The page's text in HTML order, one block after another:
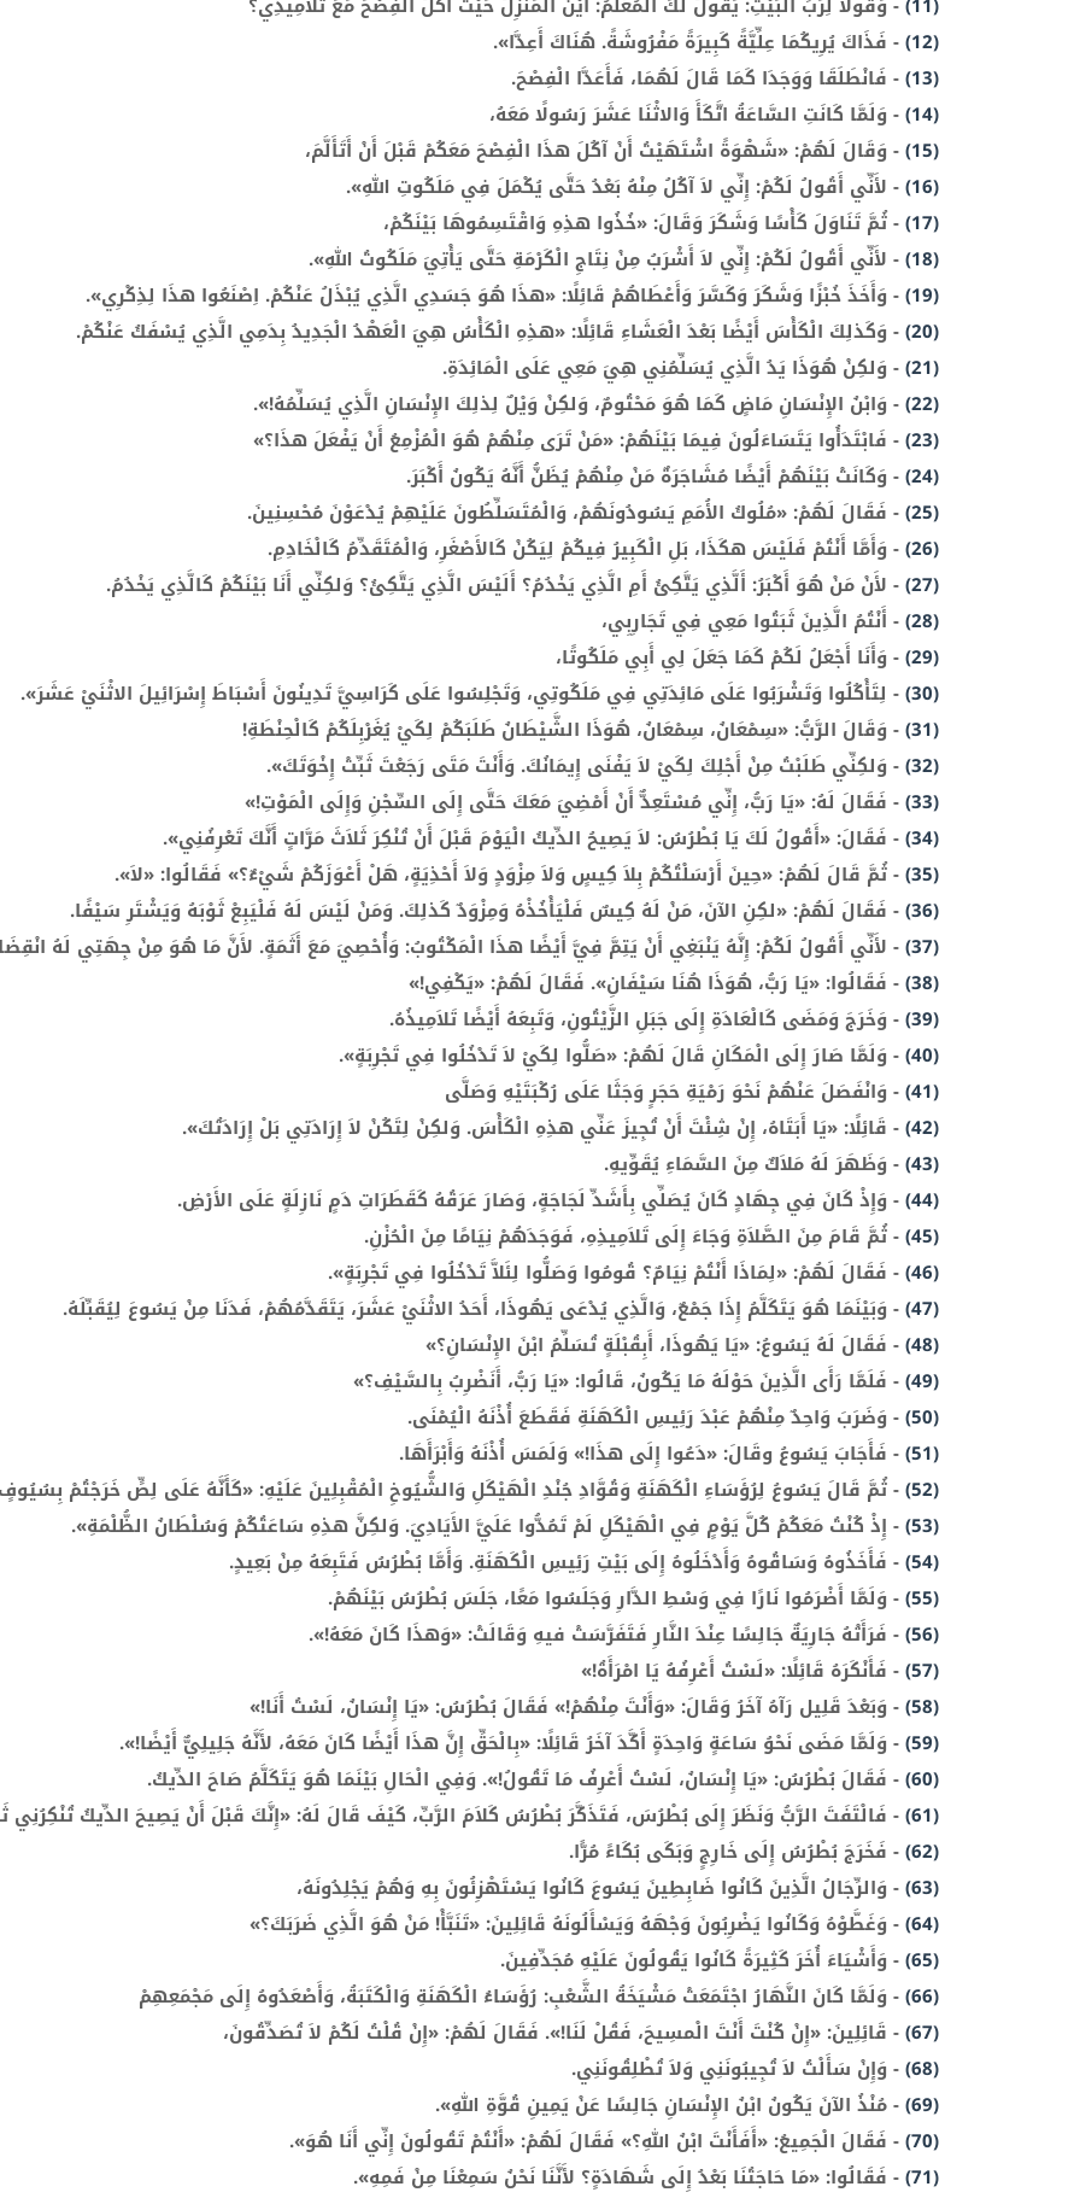
(12)
- فَذَاكَ يُرِيكُمَا عِلِّيَّةً كَبِيرَةً مَفْرُوشَةً. هُنَاكَ أَعِدَّا».
(13)
- فَانْطَلَقَا وَوَجَدَا كَمَا قَالَ لَهُمَا، فَأَعَدَّا الْفِصْحَ.
(14)
- وَلَمَّا كَانَتِ السَّاعَةُ اتَّكَأَ وَالاثْنَا عَشَرَ رَسُولًا مَعَهُ،
(15)
- وَقَالَ لَهُمْ: «شَهْوَةً اشْتَهَيْتُ أَنْ آكُلَ هذَا الْفِصْحَ مَعَكُمْ قَبْلَ أَنْ أَتَأَلَّمَ،
(16)
- لأَنِّي أَقُولُ لَكُمْ: إِنِّي لاَ آكُلُ مِنْهُ بَعْدُ حَتَّى يُكْمَلَ فِي مَلَكُوتِ اللهِ».
(17)
-ثُمَّ تَنَاوَلَ كَأْسًا وَشَكَرَ وَقَالَ: «خُذُوا هذِهِ وَاقْتَسِمُوهَا بَيْنَكُمْ،
(18)
- لأَنِّي أَقُولُ لَكُمْ: إِنِّي لاَ أَشْرَبُ مِنْ نِتَاجِ الْكَرْمَةِ حَتَّى يَأْتِيَ مَلَكُوتُ اللهِ».
(19)
- وَأَخَذَ خُبْزًا وَشَكَرَ وَكَسَّرَ وَأَعْطَاهُمْ قَائِلًا: «هذَا هُوَ جَسَدِي الَّذِي يُبْذَلُ عَنْكُمْ. اِصْنَعُوا هذَا لِذِكْرِي».
(20)
- وَكَذلِكَ الْكَأْسَ أَيْضًا بَعْدَ الْعَشَاءِ قَائِلًا: «هذِهِ الْكَأْسُ هِيَ الْعَهْدُ الْجَدِيدُ بِدَمِي الَّذِي يُسْفَكُ عَنْكُمْ.
(21)
- وَلكِنْ هُوَذَا يَدُ الَّذِي يُسَلِّمُنِي هِيَ مَعِي عَلَى الْمَائِدَةِ.
(22)
- وَابْنُ الإِنْسَانِ مَاضٍ كَمَا هُوَ مَحْتُومٌ، وَلكِنْ وَيْلٌ لِذلِكَ الإِنْسَانِ الَّذِي يُسَلِّمُهُ!».
(23)
- فَابْتَدَأُوا يَتَسَاءَلُونَ فِيمَا بَيْنَهُمْ: «مَنْ تَرَى مِنْهُمْ هُوَ الْمُزْمِعُ أَنْ يَفْعَلَ هذَا؟»
(24)
- وَكَانَتْ بَيْنَهُمْ أَيْضًا مُشَاجَرَةٌ مَنْ مِنْهُمْ يُظَنُّ أَنَّهُ يَكُونُ أَكْبَرَ.
(25)
- فَقَالَ لَهُمْ: «مُلُوكُ الأُمَمِ يَسُودُونَهُمْ، وَالْمُتَسَلِّطُونَ عَلَيْهِمْ يُدْعَوْنَ مُحْسِنِينَ.
(26)
- وَأَمَّا أَنْتُمْ فَلَيْسَ هكَذَا، بَلِ الْكَبِيرُ فِيكُمْ لِيَكُنْ كَالأَصْغَرِ، وَالْمُتَقَدِّمُ كَالْخَادِمِ.
(27)
- لأَنْ مَنْ هُوَ أَكْبَرُ: أَلَّذِي يَتَّكِئُ أَمِ الَّذِي يَخْدُمُ؟ أَلَيْسَ الَّذِي يَتَّكِئُ؟ وَلكِنِّي أَنَا بَيْنَكُمْ كَالَّذِي يَخْدُمُ.
(28)
- أَنْتُمُ الَّذِينَ ثَبَتُوا مَعِي فِي تَجَارِبِي،
(29)
- وَأَنَا أَجْعَلُ لَكُمْ كَمَا جَعَلَ لِي أَبِي مَلَكُوتًا،
(30)
- لِتَأْكُلُوا وَتَشْرَبُوا عَلَى مَائِدَتِي فِي مَلَكُوتِي، وَتَجْلِسُوا عَلَى كَرَاسِيَّ تَدِينُونَ أَسْبَاطَ إِسْرَائِيلَ الاثْنَيْ عَشَرَ».
(31)
- وَقَالَ الرَّبُّ: «سِمْعَانُ، سِمْعَانُ، هُوَذَا الشَّيْطَانُ طَلَبَكُمْ لِكَيْ يُغَرْبِلَكُمْ كَالْحِنْطَةِ!
(32)
- وَلكِنِّي طَلَبْتُ مِنْ أَجْلِكَ لِكَيْ لاَ يَفْنَى إِيمَانُكَ. وَأَنْتَ مَتَى رَجَعْتَ ثَبِّتْ إِخْوَتَكَ».
(33)
- فَقَالَ لَهُ: «يَا رَبُّ، إِنِّي مُسْتَعِدٌّ أَنْ أَمْضِيَ مَعَكَ حَتَّى إِلَى السِّجْنِ وَإِلَى الْمَوْتِ!»
(34)
- فَقَالَ: «أَقُولُ لَكَ يَا بُطْرُسُ: لاَ يَصِيحُ الدِّيكُ الْيَوْمَ قَبْلَ أَنْ تُنْكِرَ ثَلاَثَ مَرَّاتٍ أَنَّكَ تَعْرِفُنِي».
(35)
-ثُمَّ قَالَ لَهُمْ: «حِينَ أَرْسَلْتُكُمْ بِلاَ كِيسٍ وَلاَ مِزْوَدٍ وَلاَ أَحْذِيَةٍ، هَلْ أَعْوَزَكُمْ شَيْءٌ؟» فَقَالُوا: «لاَ».
(36)
- فَقَالَ لَهُمْ: «لكِنِ الآنَ، مَنْ لَهُ كِيسٌ فَلْيَأْخُذْهُ وَمِزْوَدٌ كَذلِكَ. وَمَنْ لَيْسَ لَهُ فَلْيَبِعْ ثَوْبَهُ وَيَشْتَرِ سَيْفًا.
(37)
- لأَنِّي أَقُولُ لَكُمْ: إِنَّهُ يَنْبَغِي أَنْ يَتِمَّ فِيَّ أَيْضًا هذَا الْمَكْتُوبُ: وَأُحْصِيَ مَعَ أَثَمَةٍ. لأَنَّ مَا هُوَ مِنْ جِهَتِي لَهُ
(38)
- فَقَالُوا: «يَا رَبُّ، هُوَذَا هُنَا سَيْفَانِ». فَقَالَ لَهُمْ: «يَكْفِي!»
(39)
- وَخَرَجَ وَمَضَى كَالْعَادَةِ إِلَى جَبَلِ الزَّيْتُونِ، وَتَبِعَهُ أَيْضًا تَلاَمِيذُهُ.
(40)
- وَلَمَّا صَارَ إِلَى الْمَكَانِ قَالَ لَهُمْ: «صَلُّوا لِكَيْ لاَ تَدْخُلُوا فِي تَجْرِبَةٍ».
(41)
- وَانْفَصَلَ عَنْهُمْ نَحْوَ رَمْيَةِ حَجَرٍ وَجَثَا عَلَى رُكْبَتَيْهِ وَصَلَّى
(42)
- قَائِلًا: «يَا أَبَتَاهُ، إِنْ شِئْتَ أَنْ تُجِيزَ عَنِّي هذِهِ الْكَأْسَ. وَلكِنْ لِتَكُنْ لاَ إِرَادَتِي بَلْ إِرَادَتُكَ».
(43)
- وَظَهَرَ لَهُ مَلاَكٌ مِنَ السَّمَاءِ يُقَوِّيهِ.
(44)
- وَإِذْ كَانَ فِي جِهَادٍ كَانَ يُصَلِّي بِأَشَدِّ لَجَاجَةٍ، وَصَارَ عَرَقُهُ كَقَطَرَاتِ دَمٍ نَازِلَةٍ عَلَى الأَرْضِ.
(45)
-ثُمَّ قَامَ مِنَ الصَّلاَةِ وَجَاءَ إِلَى تَلاَمِيذِهِ، فَوَجَدَهُمْ نِيَامًا مِنَ الْحُزْنِ.
(46)
- فَقَالَ لَهُمْ: «لِمَاذَا أَنْتُمْ نِيَامٌ؟ قُومُوا وَصَلُّوا لِئَلاَّ تَدْخُلُوا فِي تَجْرِبَةٍ».
(47)
- وَبَيْنَمَا هُوَ يَتَكَلَّمُ إِذَا جَمْعٌ، وَالَّذِي يُدْعَى يَهُوذَا، أَحَدُ الاثْنَيْ عَشَرَ، يَتَقَدَّمُهُمْ، فَدَنَا مِنْ يَسُوعَ لِيُقَبِّلَهُ.
(48)
- فَقَالَ لَهُ يَسُوعُ: «يَا يَهُوذَا، أَبِقُبْلَةٍ تُسَلِّمُ ابْنَ الإِنْسَانِ؟»
(49)
- فَلَمَّا رَأَى الَّذِينَ حَوْلَهُ مَا يَكُونُ، قَالُوا: «يَا رَبُّ، أَنَضْرِبُ بِالسَّيْفِ؟»
(50)
- وَضَرَبَ وَاحِدٌ مِنْهُمْ عَبْدَ رَئِيسِ الْكَهَنَةِ فَقَطَعَ أُذْنَهُ الْيُمْنَى.
(51)
- فَأَجَابَ يَسُوعُ وقَالَ: «دَعُوا إِلَى هذَا!» وَلَمَسَ أُذْنَهُ وَأَبْرَأَهَا.
(52)
-ثُمَّ قَالَ يَسُوعُ لِرُؤَسَاءِ الْكَهَنَةِ وَقُوَّادِ جُنْدِ الْهَيْكَلِ وَالشُّيُوخِ الْمُقْبِلِينَ عَلَيْهِ: «كَأَنَّهُ عَلَى لِصٍّ خَرَجْتُمْ
(53)
- إِذْ كُنْتُ مَعَكُمْ كُلَّ يَوْمٍ فِي الْهَيْكَلِ لَمْ تَمُدُّوا عَلَيَّ الأَيَادِيَ. وَلكِنَّ هذِهِ سَاعَتُكُمْ وَسُلْطَانُ الظُّلْمَةِ».
(54)
- فَأَخَذُوهُ وَسَاقُوهُ وَأَدْخَلُوهُ إِلَى بَيْتِ رَئِيسِ الْكَهَنَةِ. وَأَمَّا بُطْرُسُ فَتَبِعَهُ مِنْ بَعِيدٍ.
(55)
- وَلَمَّا أَضْرَمُوا نَارًا فِي وَسْطِ الدَّارِ وَجَلَسُوا مَعًا، جَلَسَ بُطْرُسُ بَيْنَهُمْ.
(56)
- فَرَأَتْهُ جَارِيَةٌ جَالِسًا عِنْدَ النَّارِ فَتَفَرَّسَتْ فيهِ وَقَالَتْ: «وَهذَا كَانَ مَعَهُ!».
(57)
- فَأَنْكَرَهُ قَائِلًا: «لَسْتُ أَعْرِفُهُ يَا امْرَأَةُ!»
(58)
- وَبَعْدَ قَلِيل رَآهُ آخَرُ وَقَالَ: «وَأَنْتَ مِنْهُمْ!» فَقَالَ بُطْرُسُ: «يَا إِنْسَانُ، لَسْتُ أَنَا!»
(59)
- وَلَمَّا مَضَى نَحْوُ سَاعَةٍ وَاحِدَةٍ أَكَّدَ آخَرُ قَائِلًا: «بِالْحَقِّ إِنَّ هذَا أَيْضًا كَانَ مَعَهُ، لأَنَّهُ جَلِيلِيٌّ أَيْضًا!».
(60)
- فَقَالَ بُطْرُسُ: «يَا إِنْسَانُ، لَسْتُ أَعْرِفُ مَا تَقُولُ!». وَفِي الْحَالِ بَيْنَمَا هُوَ يَتَكَلَّمُ صَاحَ الدِّيكُ.
(61)
- فَالْتَفَتَ الرَّبُّ وَنَظَرَ إِلَى بُطْرُسَ، فَتَذَكَّرَ بُطْرُسُ كَلاَمَ الرَّبِّ، كَيْفَ قَالَ لَهُ: «إِنَّكَ قَبْلَ أَنْ يَصِيحَ الدِّيكُ تُنْكِرُنِي
(62)
- فَخَرَجَ بُطْرُسُ إِلَى خَارِجٍ وَبَكَى بُكَاءً مُرًّا.
(63)
- وَالرِّجَالُ الَّذِينَ كَانُوا ضَابِطِينَ يَسُوعَ كَانُوا يَسْتَهْزِئُونَ بِهِ وَهُمْ يَجْلِدُونَهُ،
(64)
- وَغَطَّوْهُ وَكَانُوا يَضْرِبُونَ وَجْهَهُ وَيَسْأَلُونَهُ قَائِلِينَ: «تَنَبَّأْ! مَنْ هُوَ الَّذِي ضَرَبَكَ؟»
(65)
- وَأَشْيَاءَ أُخَرَ كَثِيرَةً كَانُوا يَقُولُونَ عَلَيْهِ مُجَدِّفِينَ.
(66)
- وَلَمَّا كَانَ النَّهَارُ اجْتَمَعَتْ مَشْيَخَةُ الشَّعْبِ: رُؤَسَاءُ الْكَهَنَةِ وَالْكَتَبَةُ، وَأَصْعَدُوهُ إِلَى مَجْمَعِهِمْ
(67)
- قَائِلِينَ: «إِنْ كُنْتَ أَنْتَ الْمسِيحَ، فَقُلْ لَنَا!». فَقَالَ لَهُمْ: «إِنْ قُلْتُ لَكُمْ لاَ تُصَدِّقُونَ،
(68)
- وَإِنْ سَأَلْتُ لاَ تُجِيبُونَنِي وَلاَ تُطْلِقُونَنِي.
(69)
-مُنْذُ الآنَ يَكُونُ ابْنُ الإِنْسَانِ جَالِسًا عَنْ يَمِينِ قُوَّةِ اللهِ».
(70)
- فَقَالَ الْجَمِيعُ: «أَفَأَنْتَ ابْنُ اللهِ؟» فَقَالَ لَهُمْ: «أَنْتُمْ تَقُولُونَ إِنِّي أَنَا هُوَ».
(71)
- فَقَالُوا: «مَا حَاجَتُنَا بَعْدُ إِلَى شَهَادَةٍ؟ لأَنَّنَا نَحْنُ سَمِعْنَا مِنْ فَمِهِ».